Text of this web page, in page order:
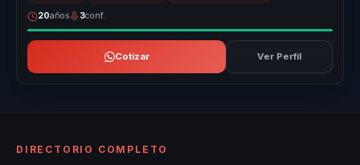
20años 3conf.
Cotizar Ver Perfil
DIRECTORIO COMPLETO